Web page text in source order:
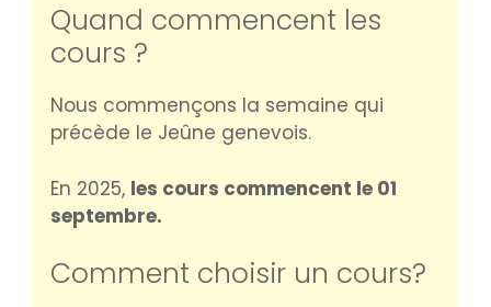
Quand commencent les
cours ?
Nous commençons la semaine qui
précède le Jeûne genevois.
En 2025, les cours commencent le 01
septembre.
Comment choisir un cours?